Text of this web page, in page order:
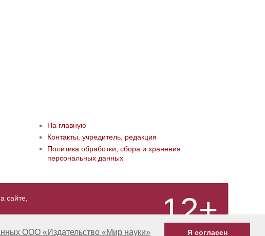
ООО «Издательство «Мир науки» Я согласен
На главную
Контакты, учредитель, редакция
Политика обработки, сбора и хранения
персональных данных
сайте,
12+